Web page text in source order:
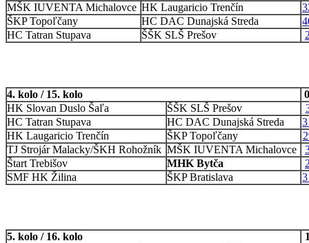
MŠK IUVENTA Michalovce HK Laugaricio Trenčín
ŠKP Topoľčany
HC DAC Dunajská Streda
HC Tatran Stupava
ŠŠK SLŠ Prešov
4. kolo / 15. kolo
HK Slovan Duslo Šaľa
ŠŠK SLŠ Prešov
HC Tatran Stupava
HC DAC Dunajská Streda
HK Laugaricio Trenčín
ŠKP Topoľčany
TJ Strojár Malacky/ŠKH Rohožník MŠK IUVENTA Michalovce
Štart Trebišov
MHK Bytča
SMF HK Žilina
ŠKP Bratislava
5. kolo / 16. kolo